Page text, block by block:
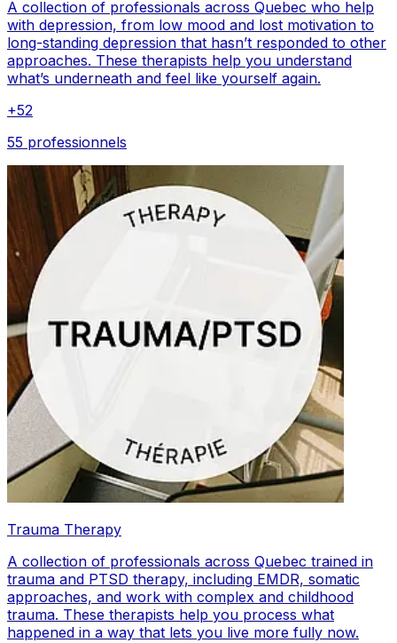
A collection of professionals across Quebec who help
with depression, from low mood and lost motivation to
long-standing depression that hasn’t responded to other
approaches. These therapists help you understand
what’s underneath and feel like yourself again.
+52
55 professionnels
Trauma Therapy
A collection of professionals across Quebec trained in
trauma and PTSD therapy, including EMDR, somatic
approaches, and work with complex and childhood
trauma. These therapists help you process what
happened in a way that lets you live more fully now.